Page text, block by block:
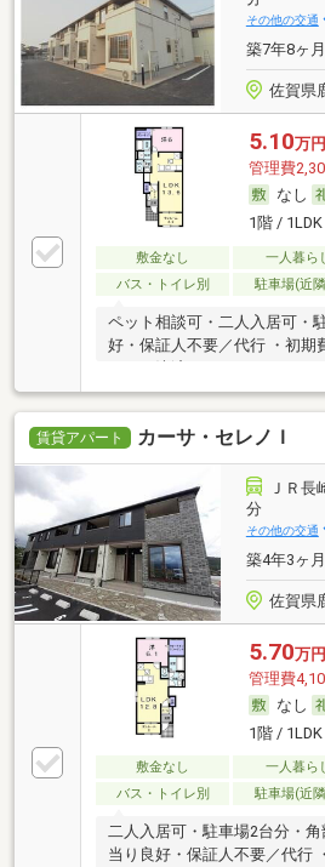
その他の交通
築7年8ヶ
佐賀県
5.10万円
管理費
なし
1階 /
敷金なし 一人暮ら
バス・トイレ別
駐車場(近
ペット相談可・二人入居可・
好・保証人不要／代行 ・初期
カード決済可
賃貸アパート カーサ・セレノＩ
ＪＲ
分
その他の交通
築4年3ヶ
佐賀県
5.70万円
管理費
なし
1階 /
敷金なし 一人暮ら
バス・トイレ別
駐車場(近
二人入居可・駐車場2台分・
当り良好・保証人不要／代行